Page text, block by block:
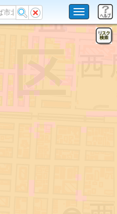
Toggle
navigation